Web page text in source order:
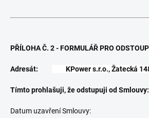
PŘÍLOHA Č. 2 - FORMULÁŘ PRO
Adresát: KPower s.r.o., Žatecká
Tímto prohlašuji, že odstupuji od Smlouvy:
Datum uzavření Smlouvy: